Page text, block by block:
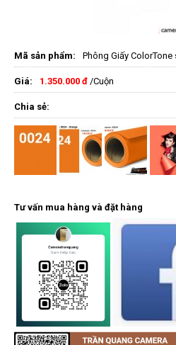
Mã sản phẩm: Phông Giấy ColorTone
Giá: 1.350.000 đ /Cuộn
Chia sẻ:
Tư vấn mua hàng và đặt hàng